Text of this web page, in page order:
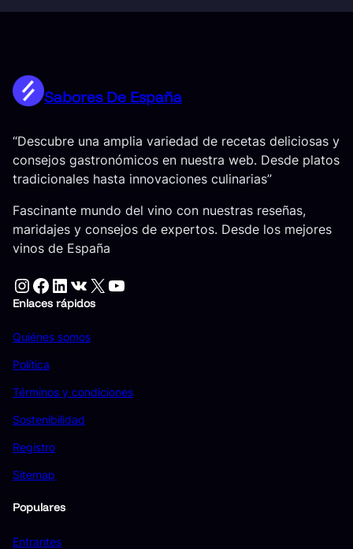
Sabores De España
“Descubre una amplia variedad de recetas deliciosas y
consejos gastronómicos en nuestra web. Desde platos
tradicionales hasta innovaciones culinarias”
Fascinante mundo del vino con nuestras reseñas,
maridajes y consejos de expertos. Desde los mejores
vinos de España
Instagram Facebook LinkedIn VK X YouTube
Enlaces rápidos
Quiénes somos
Política
Términos y condiciones
Sostenibilidad
Registro
Sitemap
Populares
Entrantes